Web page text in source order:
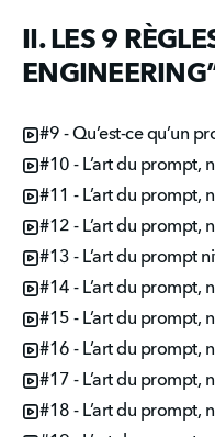
II. LES 9
#9 - Qu’est-ce qu’un
#11 - L’art du prompt,
#12 - L’art du prompt,
#14 - L’art du prompt,
#15 - L’art du prompt,
#16 - L’art du prompt,
#18 - L’art du prompt,